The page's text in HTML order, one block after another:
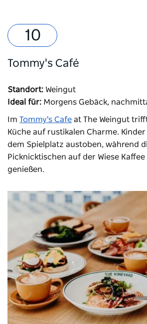
Tommy's Café
Standort: Weingut
Ideal für: Morgens Gebäck,
Im Tommy's Cafe at The Weingut
Küche auf rustikalen Charme.
dem Spielplatz austoben, während
Picknicktischen auf der Wiese
genießen.